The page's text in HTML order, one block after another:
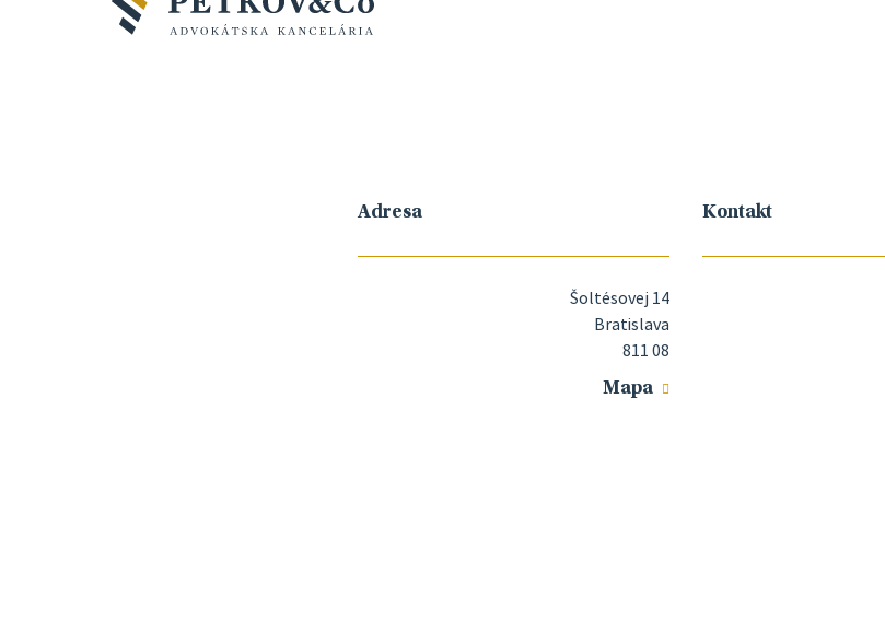
Adresa
Šoltésovej 14
Bratislava
811 08
Mapa
Kontakt